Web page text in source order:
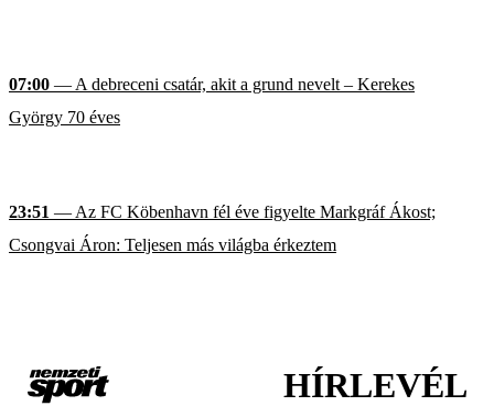
07:00 — A debreceni csatár, akit a grund nevelt – Kerekes
György 70 éves
23:51 — Az FC Köbenhavn fél éve figyelte Markgráf Ákost;
Csongvai Áron: Teljesen más világba érkeztem
HÍRLEVÉL